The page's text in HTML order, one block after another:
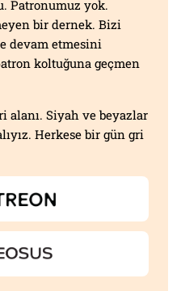
Patronumuz yok.
bir dernek. Bizi
devam etmesini
koltuğuna geçmen
alanı. Siyah ve beyazlar
Herkese bir gün gri